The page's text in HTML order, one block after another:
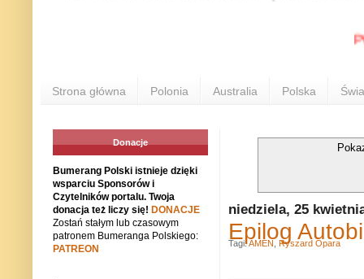
Strona główna Polonia Australia Polska
niedziela, 25
Epilog
Tagi:AMEN Ryszard Opara
Donacje
Bumerang Polski istnieje dzięki
wsparciu Sponsorów i
Czytelników portalu. Twoja
donacja też liczy się! DONACJE
Zostań stałym lub czasowym
patronem Bumeranga Polskiego:
PATREON